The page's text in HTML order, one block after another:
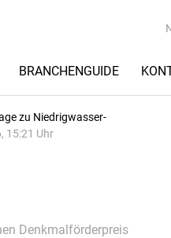
BRANCHENGUIDE
zu Niedrigwasser-
15:21 Uhr
Denkmalförderpreis